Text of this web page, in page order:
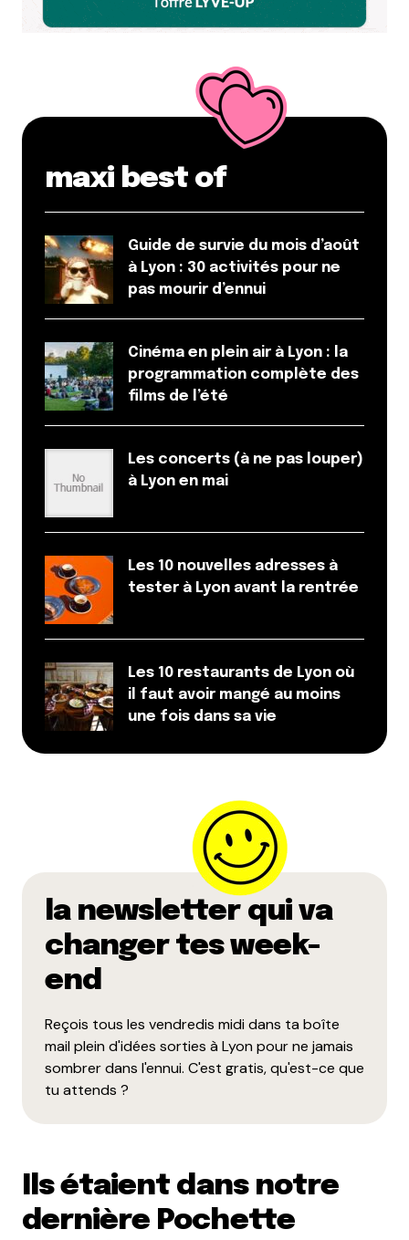
maxi best of
Guide de survie du mois d’août
à Lyon : 30 activités pour ne
pas mourir d’ennui
Cinéma en plein air à Lyon : la
programmation complète des
films de l’été
Les concerts (à ne pas louper)
à Lyon en mai
Les 10 nouvelles adresses à
tester à Lyon avant la rentrée
Les 10 restaurants de Lyon où
il faut avoir mangé au moins
une fois dans sa vie
la newsletter qui va
changer tes week-
end
Reçois tous les vendredis midi dans ta boîte
mail plein d'idées sorties à Lyon pour ne jamais
sombrer dans l'ennui. C'est gratis, qu'est-ce que
tu attends ?
Ils étaient dans notre
dernière Pochette